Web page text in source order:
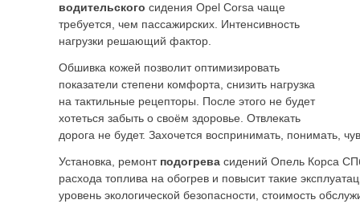
водительского сидения Opel Corsa чаще
требуется, чем пассажирских. Интенсивность
нагрузки решающий фактор.
Обшивка кожей позволит оптимизировать
показатели степени комфорта, снизить нагрузка
на тактильные рецепторы. После этого не будет
хотеться забыть о своём здоровье. Отвлекать
дорога не будет. Захочется воспринимать, понимать,
Установка, ремонтподогрева сидений Опель Корса
расхода топлива на обогрев и повысит такие
уровень экологической безопасности, стоимость